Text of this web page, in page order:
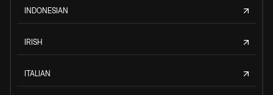
INDONESIAN
IRISH
ITALIAN